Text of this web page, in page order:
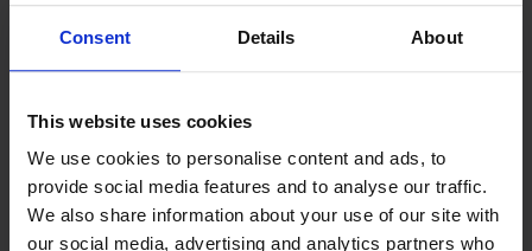
Consent Details About
This website uses cookies
We use cookies to personalise content and ads, to
provide social media features and to analyse our traffic.
We also share information about your use of our site with
our social media, advertising and analytics partners who